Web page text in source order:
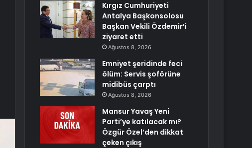
Kırgız Cumhuriyeti
Antalya Başkonsolosu
Başkan Vekili Özdemir’i
ziyaret etti
Ağustos 8, 2026
Emniyet şeridinde feci
ölüm: Servis şoförüne
midibüs çarptı
Ağustos 8, 2026
Mansur Yavaş Yeni
Parti’ye katılacak mı?
Özgür Özel’den dikkat
çeken çıkış